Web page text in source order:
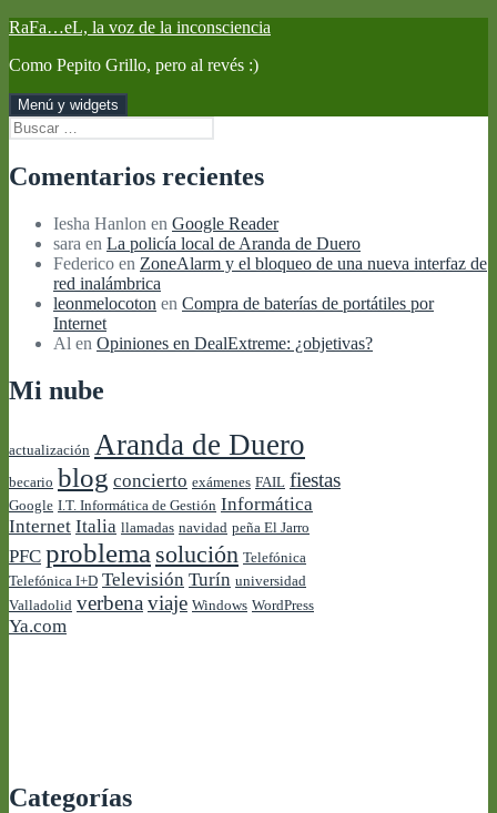
Saltar
contenido
RaFa…eL, la voz de la inconsciencia
Como Pepito Grillo, pero al revés :)
Menú y widgets
Buscar:
Comentarios recientes
Iesha Hanlon en Google Reader
sara en La policía local de Aranda de Duero
Federico en ZoneAlarm y el bloqueo de una nueva interfaz de
red inalámbrica
leonmelocoton en Compra de baterías de portátiles por
Internet
Al en Opiniones en DealExtreme: ¿objetivas?
Mi nube
actualización Aranda de Duero
becario blog concierto exámenes FAIL fiestas
Google I.T. Informática de Gestión Informática
Internet Italia llamadas navidad peña El Jarro
PFC problema solución Telefónica
Telefónica I+D Televisión Turín universidad
Valladolid verbena viaje Windows WordPress
Ya.com
Categorías